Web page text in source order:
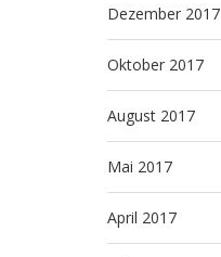
Dezember 2017
Oktober 2017
August 2017
Mai 2017
April 2017